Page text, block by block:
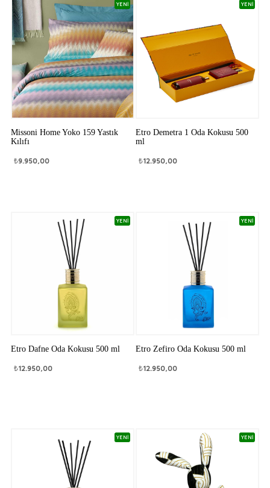
YENİ
Missoni Home Yoko 159 Yastık
Kılıfı
₺9.950,00
YENİ
Etro Demetra 1 Oda Kokusu 500
ml
₺12.950,00
YENİ
Etro Dafne Oda Kokusu 500 ml
₺12.950,00
YENİ
Etro Zefiro Oda Kokusu 500 ml
₺12.950,00
YENİ YENİ